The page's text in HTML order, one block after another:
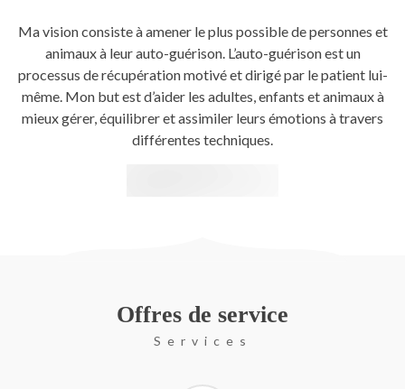
Ma vision consiste à amener le plus possible de personnes et
animaux à leur auto-guérison. L’auto-guérison est un
processus de récupération motivé et dirigé par le patient lui-
même. Mon but est d’aider les adultes, enfants et animaux à
mieux gérer, équilibrer et assimiler leurs émotions à travers
différentes techniques.
Offres de service
Services